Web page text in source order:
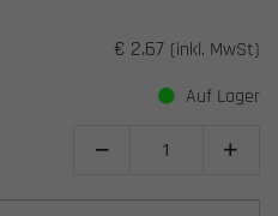
€ 2.67 (inkl. MwSt)
Auf Lager
 